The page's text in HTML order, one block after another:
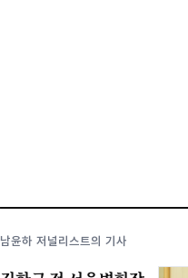
남윤하 저널리스트의 기사